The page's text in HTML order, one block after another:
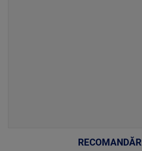
RECOMANDĂRI